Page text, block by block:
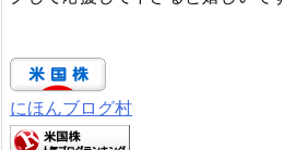
にほんブログ村